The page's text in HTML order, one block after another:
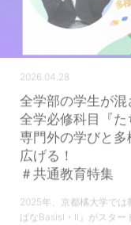
2026.04.28
全学部の学生が混
全学必修科目『た
専門外の学びと多
広げる！
＃共通教育特集
2025年、京都橘大学では
ばなBasisⅠ・Ⅱ』がスタ